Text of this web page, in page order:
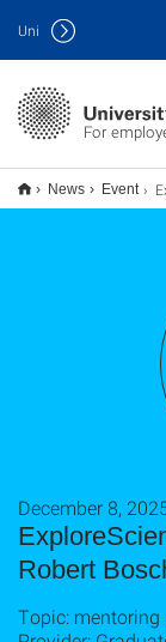
For
Uni
News Event
Robert
December 8,
Topic: